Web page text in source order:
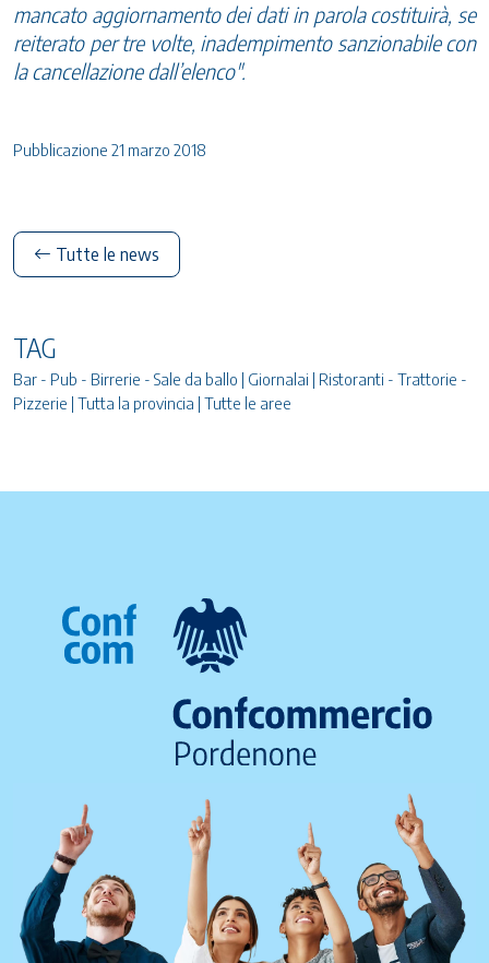
mancato aggiornamento dei dati in parola costituirà, se
reiterato per tre volte, inadempimento sanzionabile con
la cancellazione dall’elenco".
Pubblicazione 21 marzo 2018
Tutte le news
TAG
Bar - Pub - Birrerie - Sale da ballo | Giornalai | Ristoranti - Trattorie -
Pizzerie | Tutta la provincia | Tutte le aree